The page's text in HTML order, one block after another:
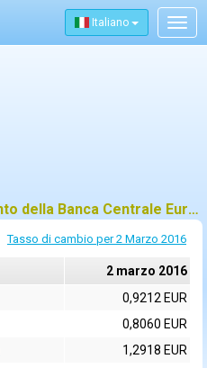
Italiano
Tassi di cambio di riferimento della Banca Centrale Europea (BCE) per 2 marzo 2016
Tasso di cambio per 2 Marzo 2016
2 marzo 2016
0,9212 EUR
0,8060 EUR
1,2918 EUR